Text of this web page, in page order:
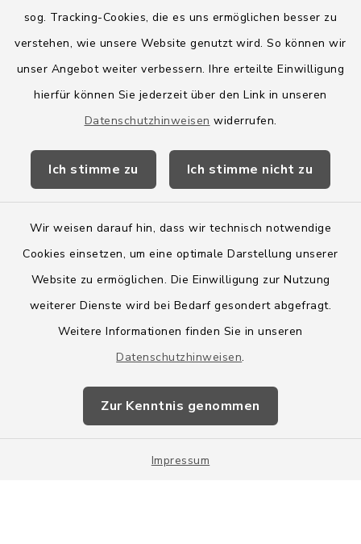
sog. Tracking-Cookies, die es uns ermöglichen besser zu
verstehen, wie unsere Website genutzt wird. So können wir
unser Angebot weiter verbessern. Ihre erteilte Einwilligung
hierfür können Sie jederzeit über den Link in unseren
Datenschutzhinweisen widerrufen.
Ich stimme zu Ich stimme nicht zu
Wir weisen darauf hin, dass wir technisch notwendige
Cookies einsetzen, um eine optimale Darstellung unserer
Website zu ermöglichen. Die Einwilligung zur Nutzung
weiterer Dienste wird bei Bedarf gesondert abgefragt.
Weitere Informationen finden Sie in unseren
Datenschutzhinweisen.
Zur Kenntnis genommen
Impressum
Quicklinks
Amt Boostedt-Rickling
Amtsbroschüre
Wege-Zweckverband
Barrierefreiheit
Impressum
Sitemap